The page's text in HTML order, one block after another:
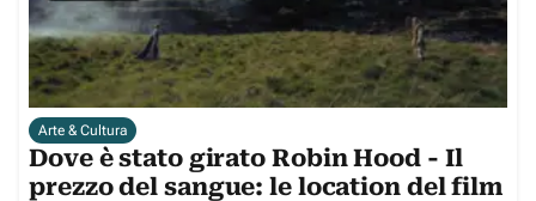
Arte & Cultura
Dove è stato girato Robin Hood - Il
prezzo del sangue: le location del film